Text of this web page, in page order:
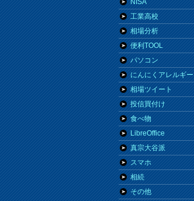
NISA
工業高校
相場分析
便利TOOL
パソコン
にんにくアレルギー
相場ツイート
投信買付け
食べ物
LibreOffice
真宗大谷派
スマホ
相続
その他